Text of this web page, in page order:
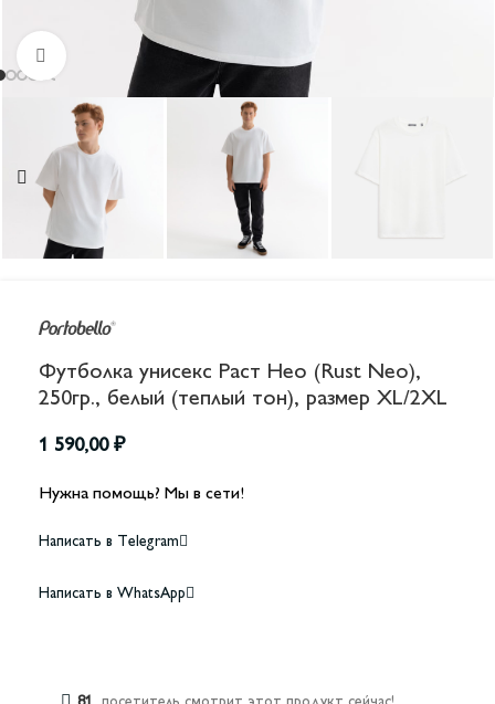
Футболка унисекс Раст Нео (Rust Neo),
250гр., белый (теплый тон), размер XL/2XL
1 590,00 ₽
Нужна помощь? Мы в сети!
Написать в Telegram
Написать в WhatsApp